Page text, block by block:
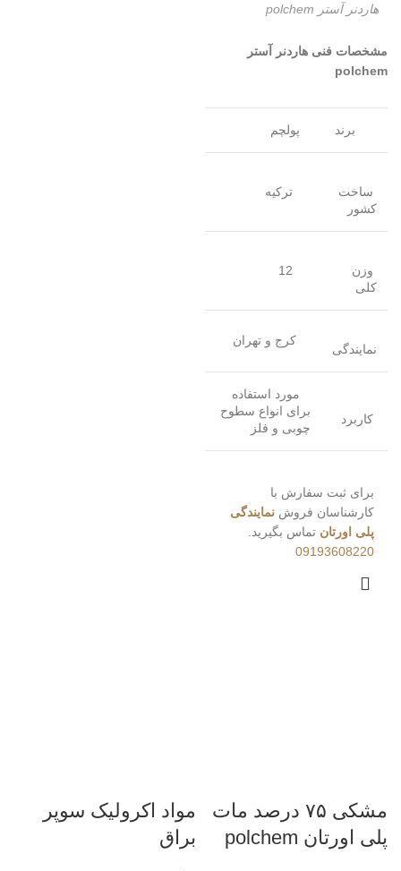
هاردنر آستر polchem
مشخصات فنی هاردنر آستر
polchem
برند پولچم
ساخت
کشور
ترکیه
وزن
کلی
نمایندگی
کرج و تهران
کاربرد
مورد استفاده
برای انواع سطوح
چوبی و فلز
برای ثبت سفارش با
کارشناسان فروش نمایندگی
پلی اورتان تماس بگیرید.
09193608220
مشکی ۷۵ درصد مات
پلی اورتان polchem
مواد اکرولیک سوپر
براق